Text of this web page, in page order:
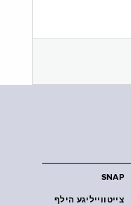
SNAP
צייטווייליגע הילף